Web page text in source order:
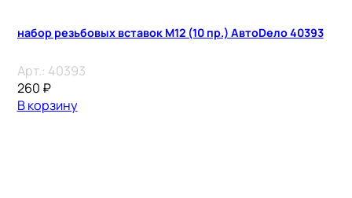
набор резьбовых вставок М12 (10 пр.) АвтоDело 40393
Арт.: 40393
260 ₽
В корзину